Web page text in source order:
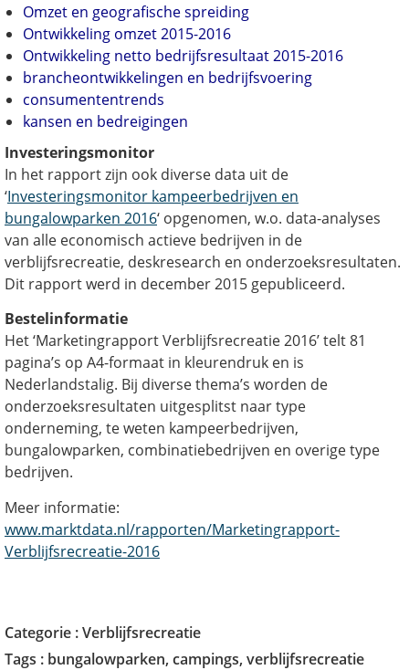
Omzet en geografische spreiding
Ontwikkeling omzet 2015-2016
Ontwikkeling netto bedrijfsresultaat 2015-2016
brancheontwikkelingen en bedrijfsvoering
consumententrends
kansen en bedreigingen
Investeringsmonitor
In het rapport zijn ook diverse data uit de
‘Investeringsmonitor kampeerbedrijven en
bungalowparken 2016‘ opgenomen, w.o. data-analyses
van alle economisch actieve bedrijven in de
verblijfsrecreatie, deskresearch en onderzoeksresultaten.
Dit rapport werd in december 2015 gepubliceerd.
Bestelinformatie
Het ‘Marketingrapport Verblijfsrecreatie 2016’ telt 81
pagina’s op A4-formaat in kleurendruk en is
Nederlandstalig. Bij diverse thema’s worden de
onderzoeksresultaten uitgesplitst naar type
onderneming, te weten kampeerbedrijven,
bungalowparken, combinatiebedrijven en overige type
bedrijven.
Meer informatie:
www.marktdata.nl/rapporten/Marketingrapport-
Verblijfsrecreatie-2016
Categorie :Verblijfsrecreatie
Tags : bungalowparken, campings, verblijfsrecreatie